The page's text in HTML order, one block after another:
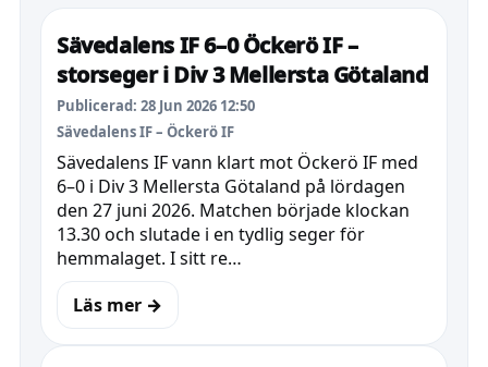
Sävedalens IF 6–0 Öckerö IF –
storseger i Div 3 Mellersta Götaland
Publicerad: 28 Jun 2026 12:50
Sävedalens IF – Öckerö IF
Sävedalens IF vann klart mot Öckerö IF med
6–0 i Div 3 Mellersta Götaland på lördagen
den 27 juni 2026. Matchen började klockan
13.30 och slutade i en tydlig seger för
hemmalaget. I sitt re…
Läs mer →